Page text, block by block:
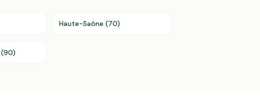
Haute-Saône (70)
(90)